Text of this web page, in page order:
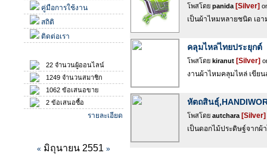
คู่มือการใช้งาน
สถิติ
ติดต่อเรา
22 จำนวนผู้ออนไลน์
1249 จำนวนสมาชิก
1062 ข้อเสนอขาย
2 ข้อเสนอซื้อ
รายละเอียด
« มิถุนายน 2551 »
โพสโดย panida [Silver]
เป็นผ้าไหมหลายชนิด เอ
คลุมไหล่ไทยประยุกต์
โพสโดย kiranut [Silver]
งานผ้าไหมคลุมไหล่ เขีย
หัตถสินธุ์
โพสโดย autchara [Silver]
เป็นดอกไม้ประดิษฐ์จากผ้